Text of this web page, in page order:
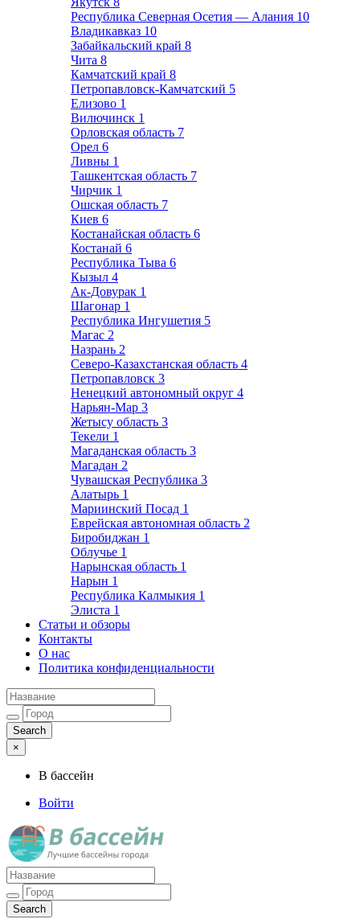
Республика Северная Осетия — Алания 10
Владикавказ 10
Забайкальский край 8
Чита 8
Камчатский край 8
Петропавловск-Камчатский 5
Елизово 1
Вилючинск 1
Орловская область 7
Орел 6
Ливны 1
Ташкентская область 7
Чирчик 1
Ошская область 7
Киев 6
Костанайская область 6
Костанай 6
Республика Тыва 6
Кызыл 4
Ак-Довурак 1
Шагонар 1
Республика Ингушетия 5
Магас 2
Назрань 2
Северо-Казахстанская область 4
Петропавловск 3
Ненецкий автономный округ 4
Нарьян-Мар 3
Жетысу область 3
Текели 1
Магаданская область 3
Магадан 2
Чувашская Республика 3
Алатырь 1
Мариинский Посад 1
Еврейская автономная область 2
Биробиджан 1
Облучье 1
Нарынская область 1
Нарын 1
Республика Калмыкия 1
Элиста 1
Статьи и обзоры
Контакты
О нас
Политика конфиденциальности
×
В бассейн
Войти
Лучшие бассейны города